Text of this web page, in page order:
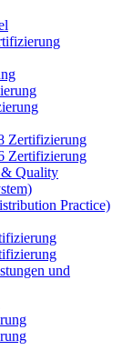
Zertifizierung
Zertifizierung
Quality
Practice)
und